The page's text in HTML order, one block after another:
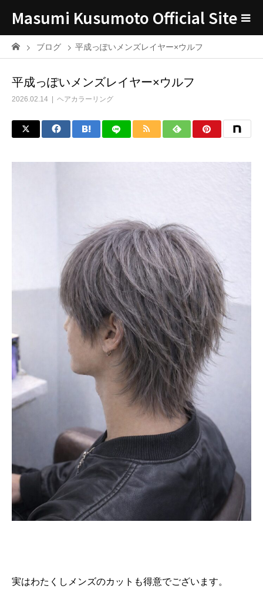
Masumi Kusumoto Official Site
ブログ 平成っぽいメンズレイヤー×ウルフ
平成っぽいメンズレイヤー×ウルフ
2026.02.14 ヘアカラーリング
実はわたくしメンズのカットも得意でございます。